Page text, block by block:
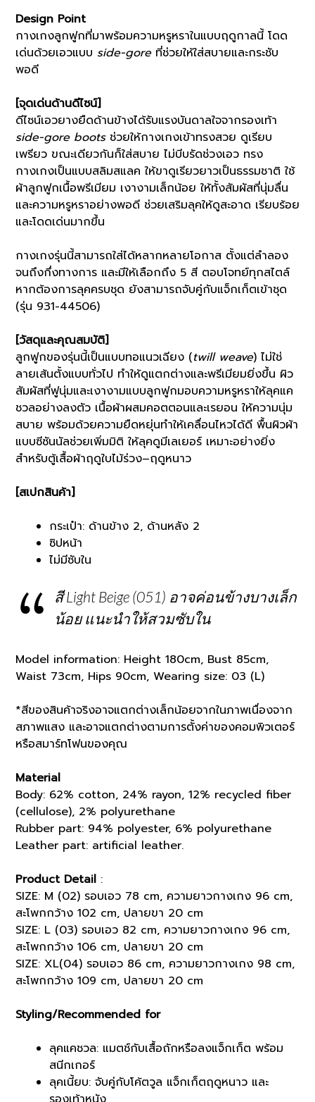
quantity
Design Point
กางเกงลูกฟูกที่มาพร้อมความหรูหราในแบบฤดูกาลนี้ โดด
เด่นด้วยเอวแบบ side-goreที่ช่วยให้ใส่สบายและกระชับ
พอดี
[จุดเด่นด้านดีไซน์]
ดีไซน์เอวยางยืดด้านข้างได้รับแรงบันดาลใจจากรองเท้า
side-gore bootsช่วยให้กางเกงเข้าทรงสวย ดูเรียบ
เพรียว ขณะเดียวกันก็ใส่สบาย ไม่บีบรัดช่วงเอว ทรง
กางเกงเป็นแบบสลิมสแลค ให้ขาดูเรียวยาวเป็นธรรมชาติ ใช้
ผ้าลูกฟูกเนื้อพรีเมียม เงางามเล็กน้อย ให้ทั้งสัมผัสที่นุ่มลื่น
และความหรูหราอย่างพอดี ช่วยเสริมลุคให้ดูสะอาด เรียบร้อย
และโดดเด่นมากขึ้น
กางเกงรุ่นนี้สามารถใส่ได้หลากหลายโอกาส ตั้งแต่ลำลอง
จนถึงกึ่งทางการ และมีให้เลือกถึง 5 สี ตอบโจทย์ทุกสไตล์
หากต้องการลุคครบชุด ยังสามารถจับคู่กับแจ็กเก็ตเข้าชุด
(รุ่น 931-44506)
[วัสดุและคุณสมบัติ]
ลูกฟูกของรุ่นนี้เป็นแบบทอแนวเฉียง (twill weave) ไม่ใช่
ลายเส้นตั้งแบบทั่วไป ทำให้ดูแตกต่างและพรีเมียมยิ่งขึ้น ผิว
สัมผัสที่ฟูนุ่มและเงางามแบบลูกฟูกมอบความหรูหราให้ลุคแค
ชวลอย่างลงตัว เนื้อผ้าผสมคอตตอนและเรยอน ให้ความนุ่ม
สบาย พร้อมด้วยความยืดหยุ่นทำให้เคลื่อนไหวได้ดี พื้นผิวผ้า
แบบซีซันนัลช่วยเพิ่มมิติ ให้ลุคดูมีเลเยอร์ เหมาะอย่างยิ่ง
สำหรับตู้เสื้อผ้าฤดูใบไม้ร่วง–ฤดูหนาว
[สเปกสินค้า]
กระเป๋า: ด้านข้าง 2, ด้านหลัง 2
ซิปหน้า
ไม่มีซับใน
สีLight Beige (051) อาจค่อนข้างบางเล็ก
น้อย แนะนำให้สวมซับใน
Model information: Height 180cm, Bust 85cm,
Waist 73cm, Hips 90cm, Wearing size: 03 (L)
*สีของสินค้าจริงอาจแตกต่างเล็กน้อยจากในภาพเนื่องจาก
สภาพแสง และอาจแตกต่างตามการตั้งค่าของคอมพิวเตอร์
หรือสมาร์ทโฟนของคุณ
Material
Body: 62% cotton, 24% rayon, 12% recycled fiber
(cellulose), 2% polyurethane
Rubber part: 94% polyester, 6% polyurethane
Leather part: artificial leather.
Product Detail :
SIZE: M (02) รอบเอว 78 cm, ความยาวกางเกง 96 cm,
สะโพกกว้าง 102 cm, ปลายขา 20 cm
SIZE: L (03) รอบเอว 82 cm, ความยาวกางเกง 96 cm,
สะโพกกว้าง 106 cm, ปลายขา 20 cm
SIZE: XL(04) รอบเอว 86 cm, ความยาวกางเกง 98 cm,
สะโพกกว้าง 109 cm, ปลายขา 20 cm
Styling/Recommended for
ลุคแคชวล: แมตช์กับเสื้อถักหรือลงแจ็กเก็ต พร้อม
สนีกเกอร์
ลุคเนี้ยบ: จับคู่กับโค้ตวูล แจ็กเก็ตฤดูหนาว และ